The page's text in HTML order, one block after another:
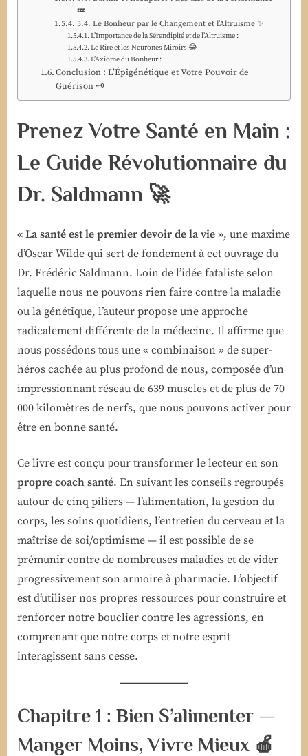
💤
5.4. Le Bonheur par le Changement et l’Altruisme ✨
L’Importance de la Sérendipité et de l’Altruisme :
Le Rire et les Neurones Miroirs 😂
L’Axiome du Bonheur :
Conclusion : L’Épigénétique et Votre Pouvoir de
Guérison 🗝️
Prenez Votre Santé en Main :
Le Guide Révolutionnaire du
Dr. Saldmann 🚀
« La santé est le premier devoir de la vie », une maxime
d’Oscar Wilde qui sert de fondement à cet ouvrage du
Dr. Frédéric Saldmann. Loin de l’idée fataliste selon
laquelle nous ne pouvons rien faire contre la maladie
ou la génétique, l’auteur propose une approche
radicalement différente de la médecine. Il affirme que
nous possédons tous une « combinaison » de super-
héros cachée au plus profond de nous, composée d’un
impressionnant réseau de 639 muscles et de plus de 70
000 kilomètres de nerfs, que nous pouvons activer pour
être en bonne santé.
Ce livre est conçu pour transformer le lecteur en son
propre coach santé. En suivant les conseils regroupés
autour de cinq piliers — l’alimentation, la gestion du
corps, les soins quotidiens, l’entretien du cerveau et la
maîtrise de soi/optimisme — il est possible de se
prémunir contre de nombreuses maladies et de vider
progressivement son armoire à pharmacie. L’objectif
est d’utiliser nos propres ressources pour construire et
renforcer notre bouclier contre les agressions, en
comprenant que notre corps et notre esprit
interagissent sans cesse.
Chapitre 1 : Bien S’alimenter —
Manger Moins, Vivre Mieux 🍎